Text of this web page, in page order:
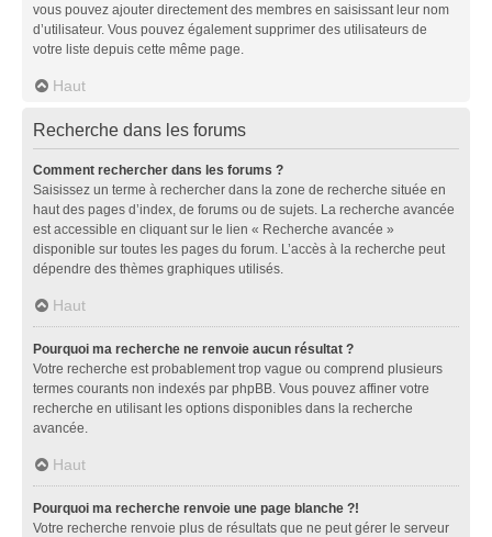
vous pouvez ajouter directement des membres en saisissant leur nom
d’utilisateur. Vous pouvez également supprimer des utilisateurs de
votre liste depuis cette même page.
Haut
Recherche dans les forums
Comment rechercher dans les forums ?
Saisissez un terme à rechercher dans la zone de recherche située en
haut des pages d’index, de forums ou de sujets. La recherche avancée
est accessible en cliquant sur le lien « Recherche avancée »
disponible sur toutes les pages du forum. L’accès à la recherche peut
dépendre des thèmes graphiques utilisés.
Haut
Pourquoi ma recherche ne renvoie aucun résultat ?
Votre recherche est probablement trop vague ou comprend plusieurs
termes courants non indexés par phpBB. Vous pouvez affiner votre
recherche en utilisant les options disponibles dans la recherche
avancée.
Haut
Pourquoi ma recherche renvoie une page blanche ?!
Votre recherche renvoie plus de résultats que ne peut gérer le serveur